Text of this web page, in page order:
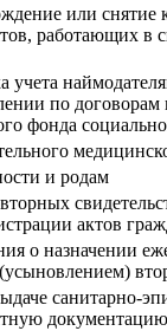
или
работающих в
учета
по
фонда
и родам
актов
о назначении
санитарно-
документацию